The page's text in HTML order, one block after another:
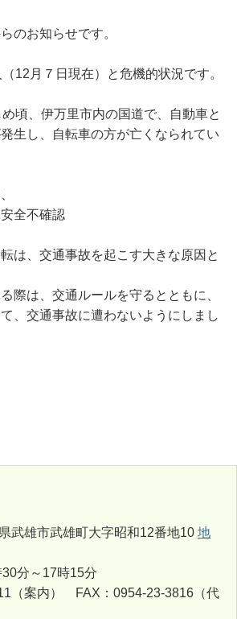
のお知らせです。
12月７日現在）と危機的状況です。
頃、伊万里市内の国道で、自動車と
生し、自転車の方が亡くなられてい
不確認
は、交通事故を起こす大きな原因と
際は、交通ルールを守るとともに、
、交通事故に遭わないようにしまし
武雄市武雄町大字昭和12番地10 地
分～17時15分
（案内） FAX：0954-23-3816（代